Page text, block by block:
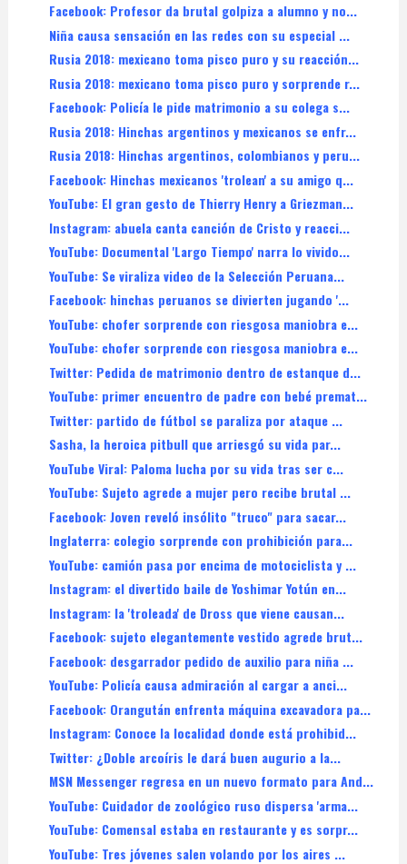
Facebook: Profesor da brutal golpiza a alumno y no...
Niña causa sensación en las redes con su especial ...
Rusia 2018: mexicano toma pisco puro y su reacción...
Rusia 2018: mexicano toma pisco puro y sorprende r...
Facebook: Policía le pide matrimonio a su colega s...
Rusia 2018: Hinchas argentinos y mexicanos se enfr...
Rusia 2018: Hinchas argentinos, colombianos y peru...
Facebook: Hinchas mexicanos 'trolean' a su amigo q...
YouTube: El gran gesto de Thierry Henry a Griezman...
Instagram: abuela canta canción de Cristo y reacci...
YouTube: Documental 'Largo Tiempo' narra lo vivido...
YouTube: Se viraliza video de la Selección Peruana...
Facebook: hinchas peruanos se divierten jugando '...
YouTube: chofer sorprende con riesgosa maniobra e...
YouTube: chofer sorprende con riesgosa maniobra e...
Twitter: Pedida de matrimonio dentro de estanque d...
YouTube: primer encuentro de padre con bebé premat...
Twitter: partido de fútbol se paraliza por ataque ...
Sasha, la heroica pitbull que arriesgó su vida par...
YouTube Viral: Paloma lucha por su vida tras ser c...
YouTube: Sujeto agrede a mujer pero recibe brutal ...
Facebook: Joven reveló insólito "truco" para sacar...
Inglaterra: colegio sorprende con prohibición para...
YouTube: camión pasa por encima de motociclista y ...
Instagram: el divertido baile de Yoshimar Yotún en...
Instagram: la 'troleada' de Dross que viene causan...
Facebook: sujeto elegantemente vestido agrede brut...
Facebook: desgarrador pedido de auxilio para niña ...
YouTube: Policía causa admiración al cargar a anci...
Facebook: Orangután enfrenta máquina excavadora pa...
Instagram: Conoce la localidad donde está prohibid...
Twitter: ¿Doble arcoíris le dará buen augurio a la...
MSN Messenger regresa en un nuevo formato para And...
YouTube: Cuidador de zoológico ruso dispersa 'arma...
YouTube: Comensal estaba en restaurante y es sorpr...
YouTube: Tres jóvenes salen volando por los aires ...